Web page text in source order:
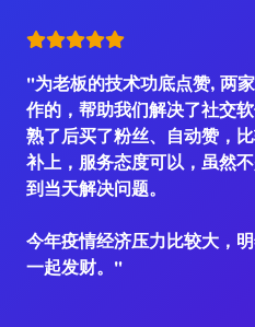
"为老板的技术功底点赞, 两
作的，帮助我们解决了社交
熟了后买了粉丝、自动赞，
补上，服务态度可以，虽然
到当天解决问题。
今年疫情经济压力比较大，
一起发财。"